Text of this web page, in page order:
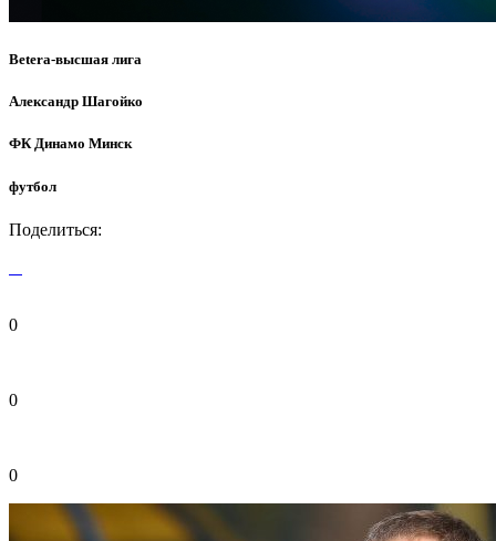
Betera-высшая лига
Александр Шагойко
ФК Динамо Минск
футбол
Поделиться:
0
0
0